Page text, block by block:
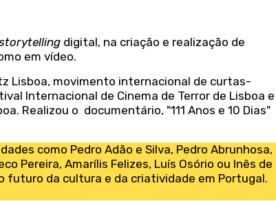
digital, na criação e realização de
em vídeo.
Lisboa, movimento internacional de curtas-
Internacional de Cinema de Terror de Lisboa
Realizou o documentário, "111 Anos e 10 Dias"
como Pedro Adão e Silva, Pedro Abrunhosa,
Pereira, Amarílis Felizes, Luís Osório ou Inês de
futuro da cultura e da criatividade em Portugal.